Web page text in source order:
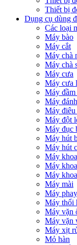
Thiết bị
Dụng cụ dùng
Các loại
Máy bào
Máy cắt
Máy chà
Máy chà
Máy cưa
Máy cưa
Máy đầm
Máy
Máy điêu
Máy đột
Máy đục
Máy hút
Máy hút
Máy
Máy
Máy
Máy mài
Máy phay
Máy thổi
Máy vặn
Máy vặn
Máy xịt
Mỏ hàn